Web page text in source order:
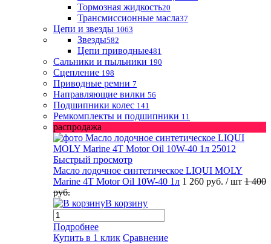
Тормозная жидкость20
Трансмиссионные масла37
Цепи и звезды 1063
Звезды582
Цепи приводные481
Сальники и пыльники 190
Сцепление 198
Приводные ремни 7
Направляющие вилки 56
Подшипники колес 141
Ремкомплекты и подшипники 11
распродажа
Быстрый просмотр
Масло лодочное синтетическое LIQUI MOLY
Marine 4T Motor Oil 10W-40 1л 1 260 руб. / шт 1 400
руб.
В корзину
Подробнее
Купить в 1 клик Сравнение